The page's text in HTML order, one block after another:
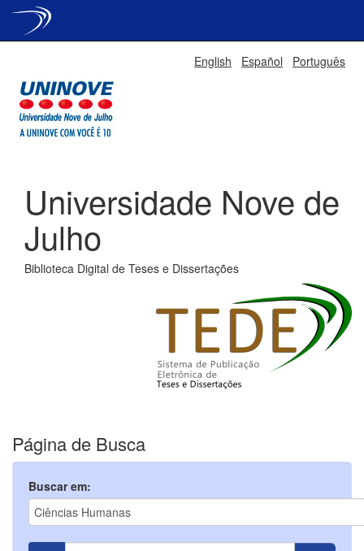
English Español Português
Universidade Nove de
Julho
Biblioteca Digital de Teses e Dissertações
Página de Busca
Buscar em: